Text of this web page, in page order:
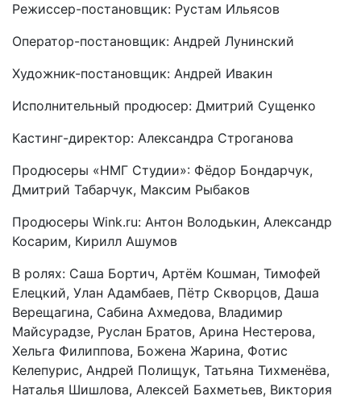
Режиссер-постановщик: Рустам Ильясов
Оператор-постановщик: Андрей Лунинский
Художник-постановщик: Андрей Ивакин
Исполнительный продюсер: Дмитрий Сущенко
Кастинг-директор: Александра Строганова
Продюсеры «НМГ Студии»: Фёдор Бондарчук,
Дмитрий Табарчук, Максим Рыбаков
Продюсеры Wink.ru: Антон Володькин, Александр
Косарим, Кирилл Ашумов
В ролях: Саша Бортич, Артём Кошман, Тимофей
Елецкий, Улан Адамбаев, Пётр Скворцов, Даша
Верещагина, Сабина Ахмедова, Владимир
Майсурадзе, Руслан Братов, Арина Нестерова,
Хельга Филиппова, Божена Жарина, Фотис
Келепурис, Андрей Полищук, Татьяна Тихменёва,
Наталья Шишлова, Алексей Бахметьев, Виктория